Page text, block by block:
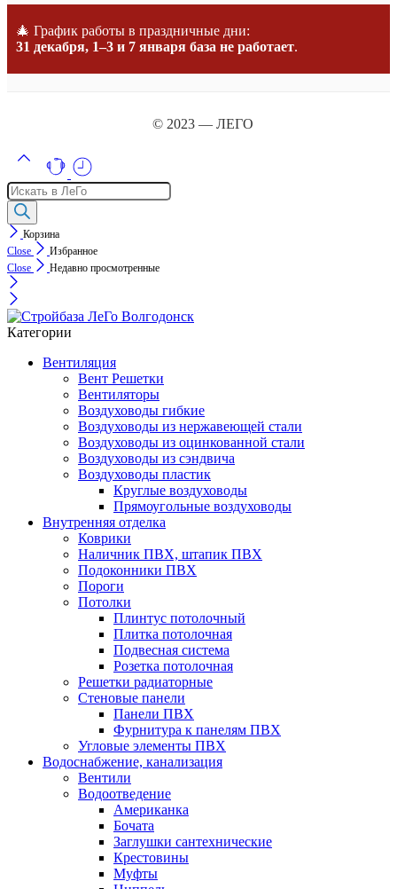
🎄 График работы в праздничные дни:
31 декабря, 1–3 и 7 января база не работает.
© 2023 — ЛЕГО
Поиск
товаров
Корзина
Close
Избранное
Close
Недавно просмотренные
Категории
Вентиляция
Вент Решетки
Вентиляторы
Воздуховоды гибкие
Воздуховоды из нержавеющей стали
Воздуховоды из оцинкованной стали
Воздуховоды из сэндвича
Воздуховоды пластик
Круглые воздуховоды
Прямоугольные воздуховоды
Внутренняя отделка
Коврики
Наличник ПВХ, штапик ПВХ
Подоконники ПВХ
Пороги
Потолки
Плинтус потолочный
Плитка потолочная
Подвесная система
Розетка потолочная
Решетки радиаторные
Стеновые панели
Панели ПВХ
Фурнитура к панелям ПВХ
Угловые элементы ПВХ
Водоснабжение, канализация
Вентили
Водоотведение
Американка
Бочата
Заглушки сантехнические
Крестовины
Муфты